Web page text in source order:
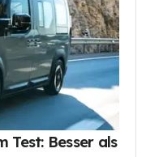
Test: Besser als